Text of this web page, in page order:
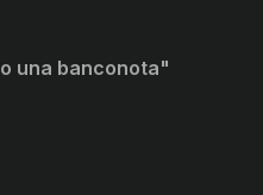
una banconota"